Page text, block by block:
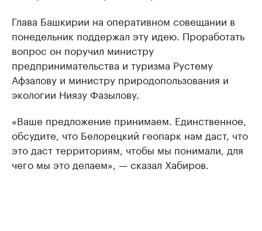
Глава Башкирии на оперативном совещании в
понедельник поддержал эту идею. Проработать
вопрос он поручил министру
предпринимательства и туризма Рустему
Афзалову и министру природопользования и
экологии Ниязу Фазылову.
«Ваше предложение принимаем. Единственное,
обсудите, что Белорецкий геопарк нам даст, что
это даст территориям, чтобы мы понимали, для
чего мы это делаем», — сказал Хабиров.